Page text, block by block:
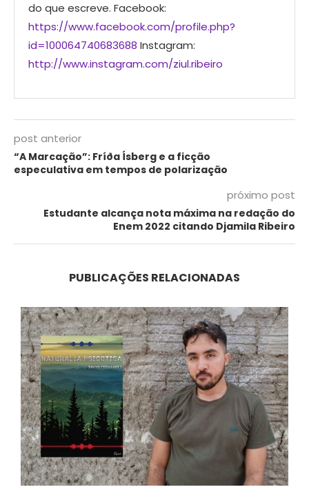
do que escreve. Facebook:
https://www.facebook.com/profile.php?
id=100064740683688 Instagram:
http://www.instagram.com/ziul.ribeiro
post anterior
“A Marcação”: Fríða Ísberg e a ficção
especulativa em tempos de polarização
próximo post
Estudante alcança nota máxima na redação do
Enem 2022 citando Djamila Ribeiro
PUBLICAÇÕES RELACIONADAS